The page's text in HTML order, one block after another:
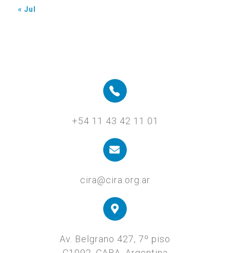
« Jul
+54 11 43 42 11 01
cira@cira.org.ar
Av. Belgrano 427, 7º piso